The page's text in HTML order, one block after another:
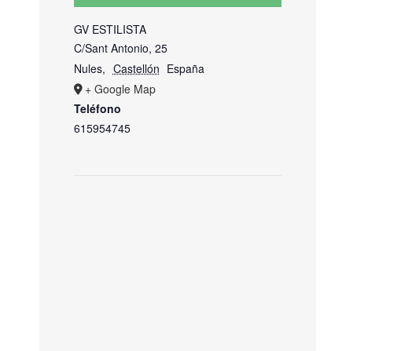
GV ESTILISTA
C/Sant Antonio, 25
Nules, Castellón España
+ Google Map
Teléfono
615954745